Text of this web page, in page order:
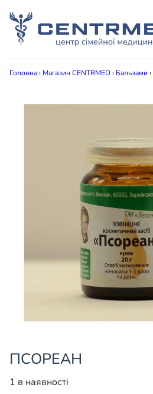
Головна› Магазин CENTRMED› Бальзами ›
ПСОРЕАН
1 в наявності